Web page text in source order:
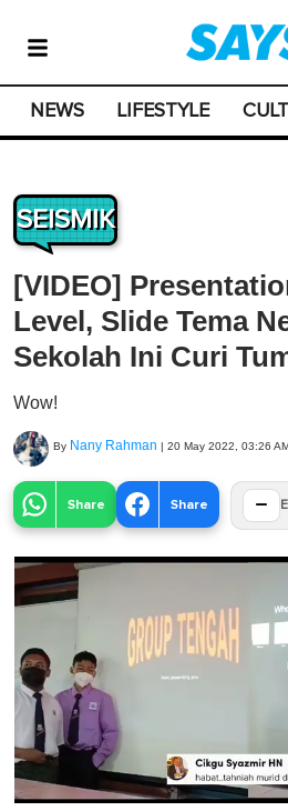
NEWS LIFESTYLE
SEISMIK
[VIDEO]
Level, Slide Tema
Sekolah Ini Curi
Wow!
By Nany Rahman | 20 May 2022, 03:26
Share Share −